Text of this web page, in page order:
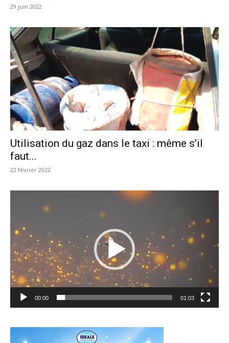
29 juin 2022
Utilisation du gaz dans le taxi : même s’il
faut...
22 février 2022
00:00 01:03